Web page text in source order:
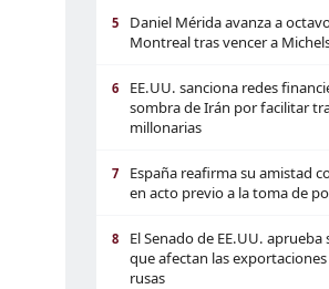
5
Daniel Mérida avanza a
Montreal tras vencer a
6
EE.UU. sanciona redes
sombra de Irán por facilitar
millonarias
7
España reafirma su amistad
en acto previo a la toma de
8
El Senado de EE.UU. aprueba
que afectan las
rusas